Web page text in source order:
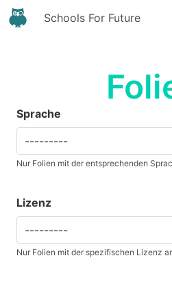
Schools For Future
Sprache
Nur Folien mit der entsprechenden
Lizenz
Nur Folien mit der spezifischen Lizenz